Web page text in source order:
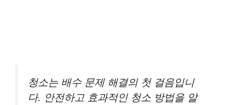
청소는 배수 문제 해결의 첫 걸음입니
다. 안전하고 효과적인 청소 방법을 알